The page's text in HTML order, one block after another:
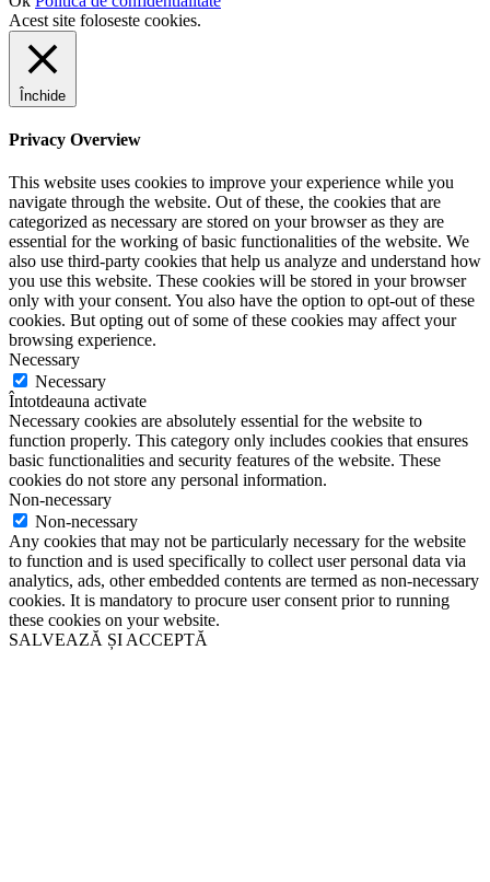
Acest site foloseste cookies.
Închide
Privacy Overview
This website uses cookies to improve your experience while you
navigate through the website. Out of these, the cookies that are
categorized as necessary are stored on your browser as they are
essential for the working of basic functionalities of the website. We
also use third-party cookies that help us analyze and understand how
you use this website. These cookies will be stored in your browser
only with your consent. You also have the option to opt-out of these
cookies. But opting out of some of these cookies may affect your
browsing experience.
Necessary
Necessary
Întotdeauna activate
Necessary cookies are absolutely essential for the website to
function properly. This category only includes cookies that ensures
basic functionalities and security features of the website. These
cookies do not store any personal information.
Non-necessary
Non-necessary
Any cookies that may not be particularly necessary for the website
to function and is used specifically to collect user personal data via
analytics, ads, other embedded contents are termed as non-necessary
cookies. It is mandatory to procure user consent prior to running
these cookies on your website.
SALVEAZĂ ȘI ACCEPTĂ